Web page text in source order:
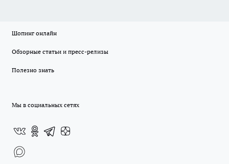
Шопинг онлайн
Обзорные статьи и пресс-релизы
Полезно знать
Мы в социальных сетях